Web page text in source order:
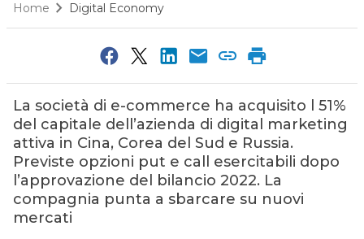
Home Digital Economy
La società di e-commerce ha acquisito l 51%
del capitale dell’azienda di digital marketing
attiva in Cina, Corea del Sud e Russia.
Previste opzioni put e call esercitabili dopo
l’approvazione del bilancio 2022. La
compagnia punta a sbarcare su nuovi
mercati